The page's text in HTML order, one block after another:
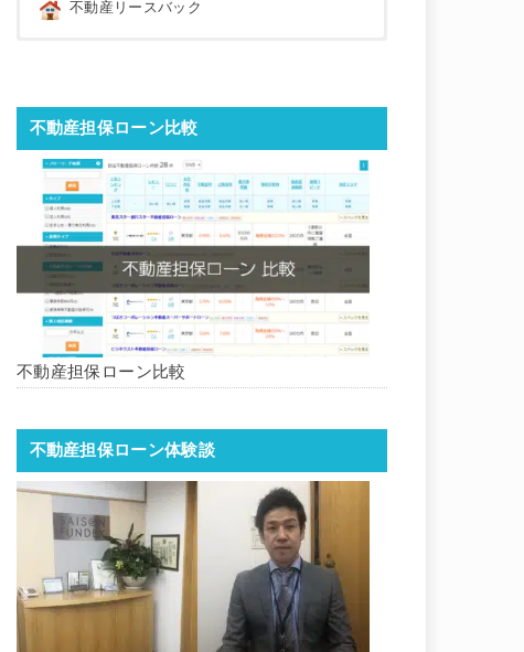
不動産リースバック
不動産担保ローン比較
不動産担保ローン比較
不動産担保ローン体験談